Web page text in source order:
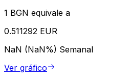
1 BGN equivale a
0.511292 EUR
NaN (NaN%) Semanal
Ver gráfico